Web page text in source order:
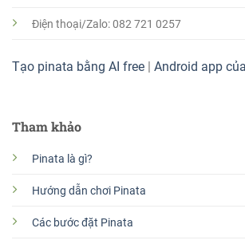
Tham khảo
Pinata là gì?
Hướng dẫn chơi Pinata
Các bước đặt Pinata
Điện thoại/Zalo: 082 721 0257
Tạo pinata bằng AI free | Android app